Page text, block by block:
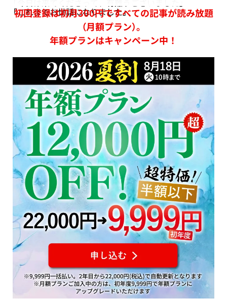
「これまでお世話になりました」
初回登録は初月300円ですべての記事が読み放題
（月額プラン）。
年額プランはキャンペーン中！